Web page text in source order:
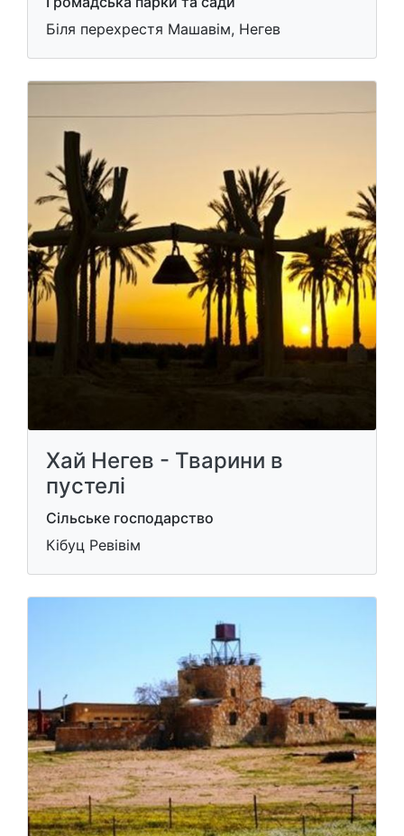
Біля перехрестя Машавім, Негев
Хай Негев - Тварини в
пустелі
Сільське господарство
Кібуц Ревівім